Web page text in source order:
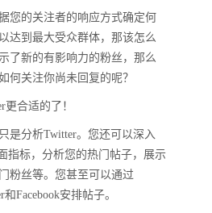
您的关注者的响应方式确定何
达到最大受众群体，那该怎么
了新的有影响力的粉丝，那么
何关注你尚未回复的呢？
更合适的了！
是分析Twitter。您还可以深入
指标，分析您的热门帖子，展示
粉丝等。您甚至可以通过
Facebook安排帖子。